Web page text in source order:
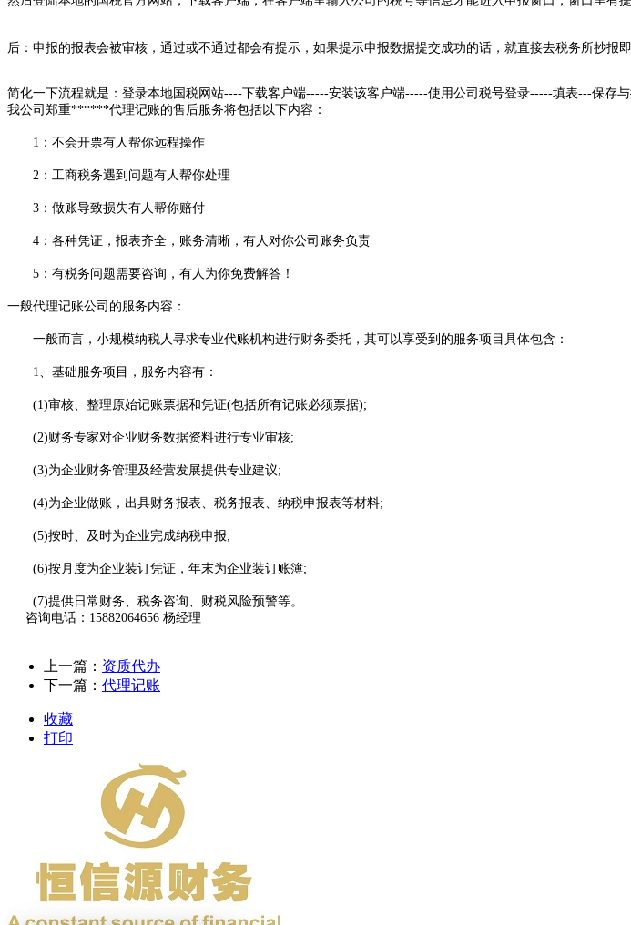
后：申报的报表会被审核，通过或不通过都会有提示，如果提示申报数据提交成功的话，就直接去税务所抄报即
简化一下流程就是：登录本地国税网站----下载客户端-----安装该客户端-----使用公司税号登录-----填表---保存与
我公司郑重******代理记账的售后服务将包括以下内容：
1：不会开票有人帮你远程操作
2：工商税务遇到问题有人帮你处理
3：做账导致损失有人帮你赔付
4：各种凭证，报表齐全，账务清晰，有人对你公司账务负责
5：有税务问题需要咨询，有人为你免费解答！
一般代理记账公司的服务内容：
一般而言，小规模纳税人寻求专业代账机构进行财务委托，其可以享受到的服务项目具体包含：
1、基础服务项目，服务内容有：
(1)审核、整理原始记账票据和凭证(包括所有记账必须票据);
(2)财务专家对企业财务数据资料进行专业审核;
(3)为企业财务管理及经营发展提供专业建议;
(4)为企业做账，出具财务报表、税务报表、纳税申报表等材料;
(5)按时、及时为企业完成纳税申报;
(6)按月度为企业装订凭证，年末为企业装订账簿;
(7)提供日常财务、税务咨询、财税风险预警等。
咨询电话：15882064656 杨经理
上一篇： 资质代办
下一篇： 代理记账
收藏
打印